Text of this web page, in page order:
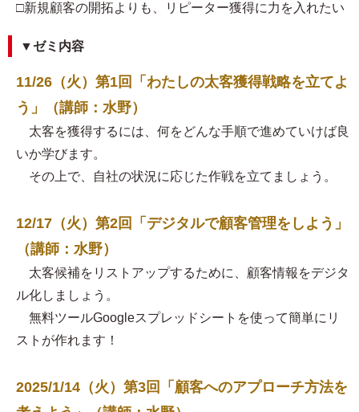
□新規顧客の開拓よりも、リピーター獲得に力を入れたい
▼ゼミ内容
11/26（火）第1回「わたしの太客獲得戦略を立てよ
う」（講師：水野）
太客を獲得するには、何をどんな手順で進めていけば良
いか学びます。
その上で、自社の状況に応じた作戦を立てましょう。
12/17（火）第2回「デジタルで顧客管理をしよう」
（講師：水野）
太客候補をリストアップするために、顧客情報をデジタ
ル化しましょう。
無料ツールGoogleスプレッドシートを使って簡単にリ
ストが作れます！
2025/1/14（火）第3回「顧客へのアプローチ方法を